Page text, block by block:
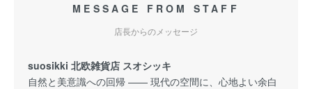
MESSAGE FROM STAFF
店長からのメッセージ
suosikki 北欧雑貨店 スオシッキ
自然と美意識への回帰 —— 現代の空間に、心地よい余白